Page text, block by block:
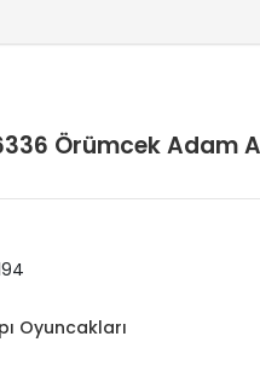
Örümcek Adam
Oyuncakları